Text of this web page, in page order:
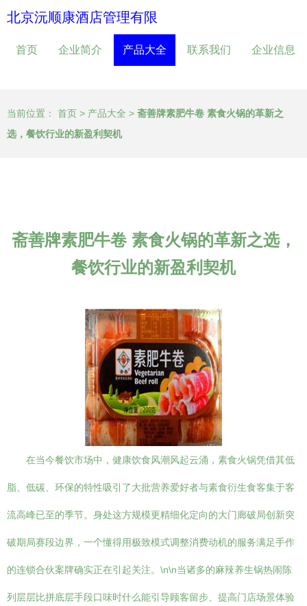
北京沅顺康酒店管理有限
首页 企业简介 产品大全 联系我们 企业信息
当前位置： 首页 > 产品大全 > 斋善牌素肥牛卷 素食火锅的革新之
选，餐饮行业的新盈利契机
斋善牌素肥牛卷 素食火锅的革新之选，
餐饮行业的新盈利契机
在当今餐饮市场中，健康饮食风潮风起云涌，素食火锅凭借其低
脂、低碳、环保的特性吸引了大批营养爱好者与素食衍生食客集于客
流高峰已至的季节。身处这方规模更精细化定向的大门廊破局创新突
破期局赛段边界，一个懂得用极致模式调整消费动机的服务满足手作
的连锁合伙案牌确实正在引起关注。\n\n当诸多的麻辣养生锅热闹陈
列层层比拼底层手段口味时什么能引导顾客留步、提高门店场景体验